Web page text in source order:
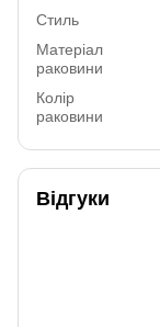
Стиль
Матеріал
раковини
Колір
раковини
Відгуки